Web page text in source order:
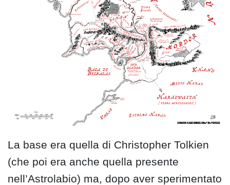
La base era quella di Christopher Tolkien
(che poi era anche quella presente
nell’Astrolabio) ma, dopo aver sperimentato